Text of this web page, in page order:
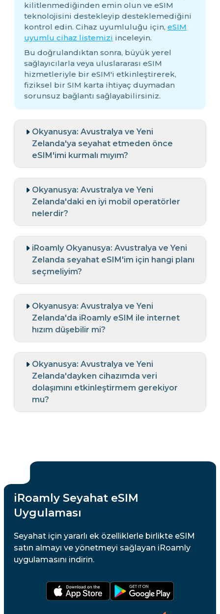
kilitlenmediğinden emin olun ve eSIM
teknolojisini destekleyip desteklemediğini
kontrol edin. Cihaz uyumluluğu için, eSIM
uyumlu cihaz listemizi inceleyin.
Bu doğrulandıktan sonra, büyük yerel
sağlayıcılarla veya uluslararası eSIM
hizmetleriyle bir eSIM'i etkinleştirerek,
fiziksel bir SIM karta ihtiyaç duymadan
sorunsuz bağlantı sağlayabilirsiniz.
Okyanusya: Avustralya ve Yeni
Zelanda'ya seyahat etmeden önce
eSIM'imi kurmalı mıyım?
Okyanusya: Avustralya ve Yeni
Zelanda'daki en iyi mobil operatörler
nelerdir?
iRoamly Okyanusya: Avustralya ve Yeni
Zelanda seyahat eSIM'im için hangi planı
seçmeliyim?
Okyanusya: Avustralya ve Yeni
Zelanda'da iRoamly eSIM ile internet
hızım düşebilir mi?
Okyanusya: Avustralya ve Yeni
Zelanda'dayken cihazımda veri
dolaşımını etkinleştirmem gerekiyor
mu?
iRoamly Seyahat eSIM
Uygulaması
Seyahat için yararlı ek özelliklerle birlikte eSIM
satın almayı ve yönetmeyi sağlayan iRoamly
uygulamasını indirin.